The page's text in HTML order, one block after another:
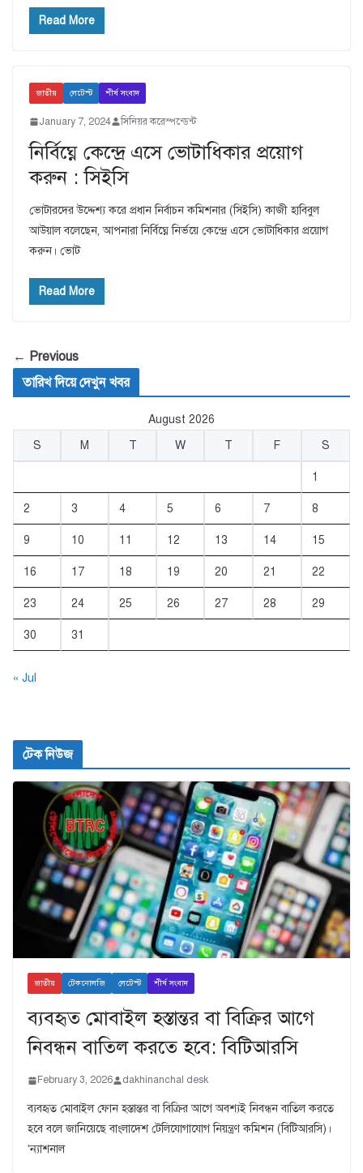
Read More
জাতীয় লেটেস্ট শীর্ষ সংবাদ
January 7, 2024 সিনিয়র করেস্পন্ডেন্ট
নির্বিঘ্নে কেন্দ্রে এসে ভোটাধিকার প্রয়োগ
করুন : সিইসি
ভোটারদের উদ্দেশ্য করে প্রধান নির্বাচন কমিশনার (সিইসি) কাজী হাবিবুল
আউয়াল বলেছেন, আপনারা নির্বিঘ্নে নির্ভয়ে কেন্দ্রে এসে ভোটাধিকার প্রয়োগ
করুন। ভোট
Read More
← Previous
তারিখ দিয়ে দেখুন খবর
August 2026
S
M T W T F S
1
2 3 4 5 6 7 8
9 10 11 12 13 14 15
16 17 18 19 20 21 22
23 24 25 26 27 28 29
30 31
« Jul
টেক নিউজ
জাতীয় টেকনোলজি লেটেস্ট শীর্ষ সংবাদ
ব্যবহৃত মোবাইল হস্তান্তর বা বিক্রির আগে
নিবন্ধন বাতিল করতে হবে: বিটিআরসি
February 3, 2026 dakhinanchal desk
ব্যবহৃত মোবাইল ফোন হস্তান্তর বা বিক্রির আগে অবশ্যই নিবন্ধন বাতিল করতে
হবে বলে জানিয়েছে বাংলাদেশ টেলিযোগাযোগ নিয়ন্ত্রণ কমিশন (বিটিআরসি)।
‘ন্যাশনাল